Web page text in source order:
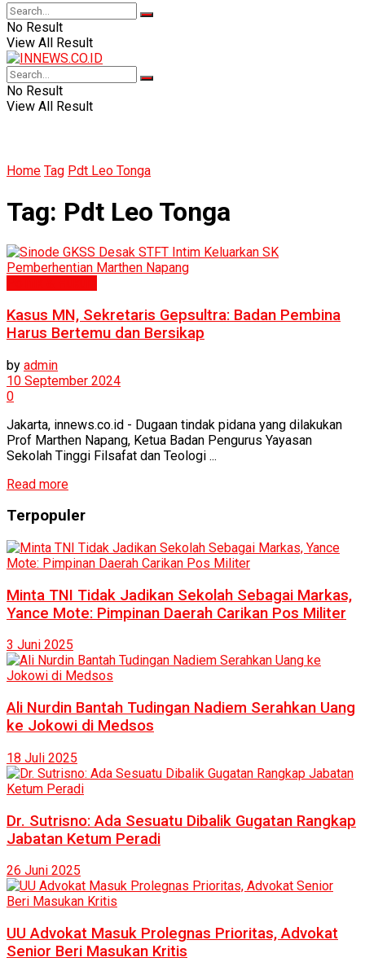
No Result
View All Result
No Result
View All Result
Home Tag Pdt Leo Tonga
Tag: Pdt Leo Tonga
Kasus MN, Sekretaris Gepsultra: Badan Pembina
Harus Bertemu dan Bersikap
by admin
10 September 2024
0
Jakarta, innews.co.id - Dugaan tindak pidana yang dilakukan
Prof Marthen Napang, Ketua Badan Pengurus Yayasan
Sekolah Tinggi Filsafat dan Teologi ...
Read more
Terpopuler
Minta TNI Tidak Jadikan Sekolah Sebagai Markas,
Yance Mote: Pimpinan Daerah Carikan Pos Militer
3 Juni 2025
Ali Nurdin Bantah Tudingan Nadiem Serahkan Uang
ke Jokowi di Medsos
18 Juli 2025
Dr. Sutrisno: Ada Sesuatu Dibalik Gugatan Rangkap
Jabatan Ketum Peradi
26 Juni 2025
UU Advokat Masuk Prolegnas Prioritas, Advokat
Senior Beri Masukan Kritis